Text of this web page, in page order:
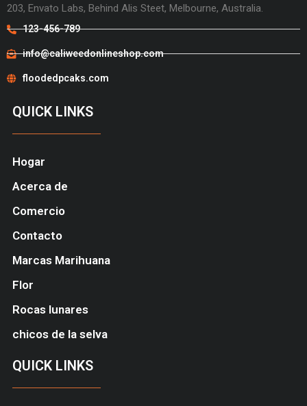
203, Envato Labs, Behind Alis Steet, Melbourne, Australia.
123-456-789
info@caliweedonlineshop.com
floodedpcaks.com
QUICK LINKS
Hogar
Acerca de
Comercio
Contacto
Marcas Marihuana
Flor
Rocas lunares
chicos de la selva
QUICK LINKS